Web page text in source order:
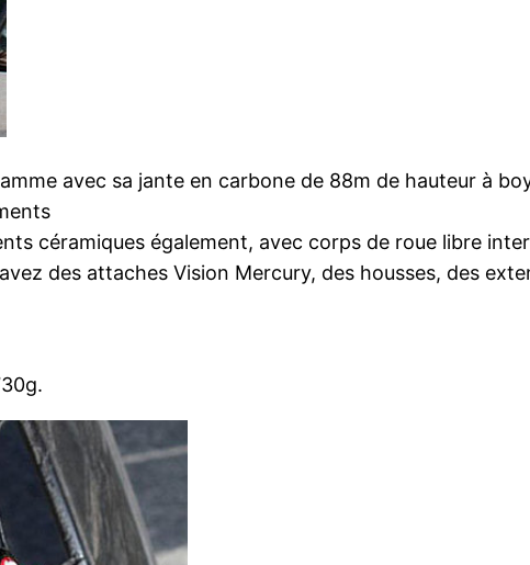
avec sa jante en carbone de 88m de hauteur à
céramiques également, avec corps de roue libre
des attaches Vision Mercury, des housses, des